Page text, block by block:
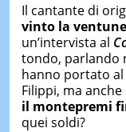
Il cantante di
vinto la
un’intervista al
tondo, parlando
hanno portato
Filippi, ma
il montepremi
quei soldi?